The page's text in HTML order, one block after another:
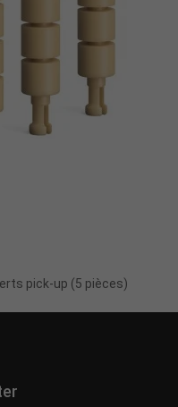
pick-up (5 pièces)